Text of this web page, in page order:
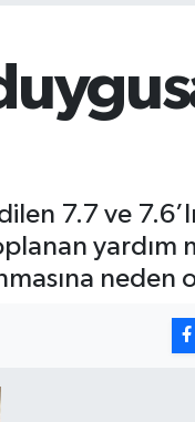
7.7 ve
yardım
neden